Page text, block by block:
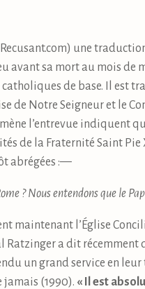
une
avant sa mort au mois de
de base. Il est
de Notre Seigneur et le
l’entrevue indiquent
de la Fraternité Saint Pie
abrégées : —
? Nous entendons que le
maintenant l’Église
a dit récemment
un grand service en
jamais (1990). « Il est